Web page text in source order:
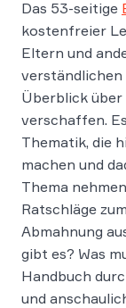
Das 53-seitige
kostenfreier
Eltern und
verständlichen
Überblick über
verschaffen.
Thematik, die
machen und
Thema
Ratschläge
Abmahnung
gibt es? Was
Handbuch
und